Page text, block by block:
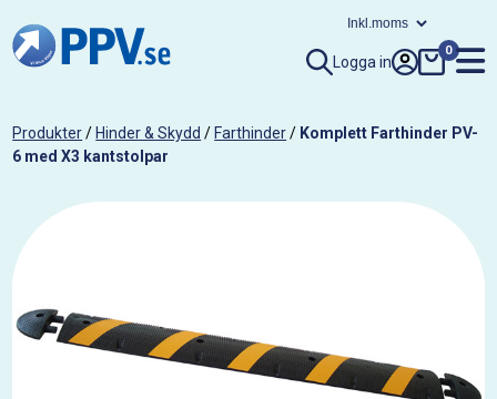
Logga in
0
Produkter/ Hinder & Skydd / Farthinder/ Komplett Farthinder PV-
6 med X3 kantstolpar